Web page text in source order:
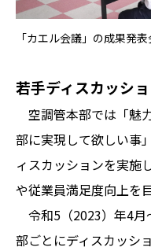
「カエル会議」の成果発
若手ディスカッシ
空調管本部では「魅
部に実現して欲しい事
ィスカッションを実施
や従業員満足度向上を
令和5（2023）年4
部ごとにディスカッシ